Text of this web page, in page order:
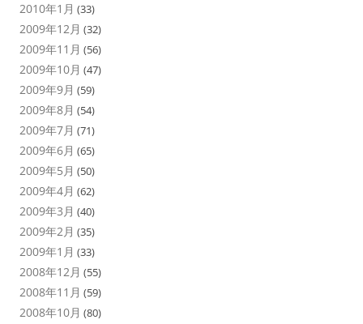
2010年1月 (33)
2009年12月 (32)
2009年11月 (56)
2009年10月 (47)
2009年9月 (59)
2009年8月 (54)
2009年7月 (71)
2009年6月 (65)
2009年5月 (50)
2009年4月 (62)
2009年3月 (40)
2009年2月 (35)
2009年1月 (33)
2008年12月 (55)
2008年11月 (59)
2008年10月 (80)